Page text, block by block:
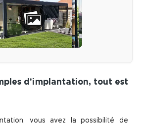
d'implantation, tout est
vous avez la possibilité de